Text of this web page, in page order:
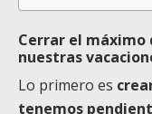
Cerrar el máximo
nuestras
Lo primero es
tenemos